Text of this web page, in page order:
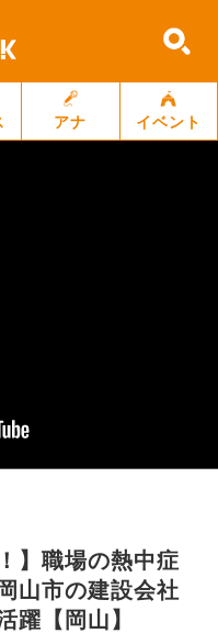
アナ イベント
】職場の熱中症
山市の建設会社
躍【岡山】